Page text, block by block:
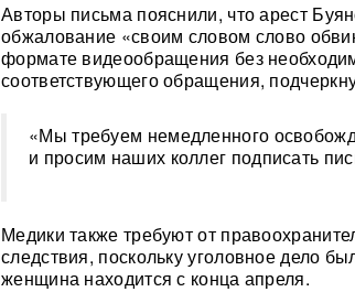
Авторы письма пояснили, что арест
обжалование «своим словом слово
формате видеообращения без
соответствующего обращения,
«Мы требуем немедленного
и просим наших коллег подписать
Медики также требуют от
следствия, поскольку уголовное дело
женщина находится с конца апреля.